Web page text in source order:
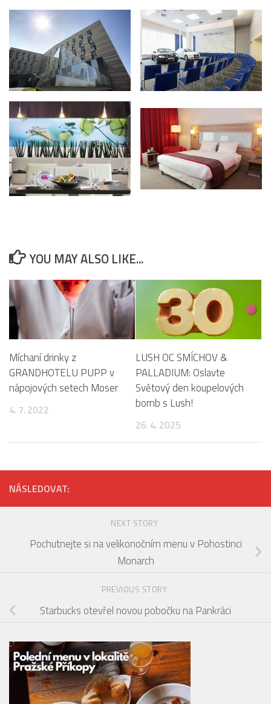
YOU MAY ALSO LIKE...
Míchaní drinky z
GRANDHOTELU PUPP v
nápojových setech Moser
4. 7. 2022
LUSH OC SMÍCHOV &
PALLADIUM: Oslavte
Světový den koupelových
bomb s Lush!
26. 4. 2025
NÁSLEDOVAT:
NEXT STORY
Pochutnejte si na velikonočním menu v Pohostinci
Monarch
PREVIOUS STORY
Starbucks otevřel novou pobočku na Pankráci